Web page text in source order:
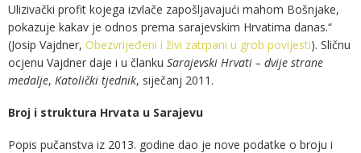
Ulizivački profit kojega izvlače zapošljavajući mahom Bošnjake,
pokazuje kakav je odnos prema sarajevskim Hrvatima danas.“
(Josip Vajdner, Obezvrijeđeni i živi zatrpani u grob povijesti). Sličnu
ocjenu Vajdner daje i u članku Sarajevski Hrvati – dvije strane
medalje, Katolički tjednik, siječanj 2011.
Broj i struktura Hrvata u Sarajevu
Popis pučanstva iz 2013. godine dao je nove podatke o broju i